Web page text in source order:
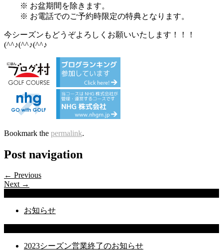
※ お盆期間を除きます。
※ お電話でのご予約時限定の特典となります。
今シーズンもどうぞよろしくお願いいたします！！！
(^^♪(^^♪(^^♪
Bookmark the permalink.
Post navigation
← Previous
Next →
お知らせ
2023シーズン営業終了のお知らせ